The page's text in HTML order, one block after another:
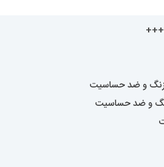
و ضد حساسیت
و ضد حساسیت